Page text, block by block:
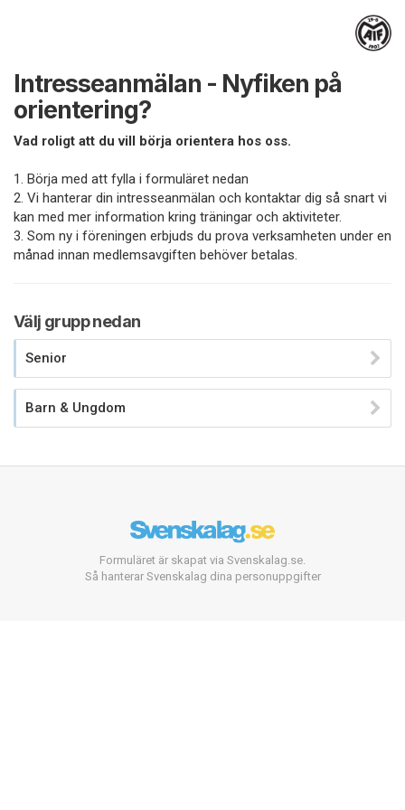
Intresseanmälan - Nyfiken på
orientering?
Vad roligt att du vill börja orientera hos oss.
1. Börja med att fylla i formuläret nedan
2. Vi hanterar din intresseanmälan och kontaktar dig så snart vi
kan med mer information kring träningar och aktiviteter.
3. Som ny i föreningen erbjuds du prova verksamheten under en
månad innan medlemsavgiften behöver betalas.
Välj grupp nedan
Senior
Barn & Ungdom
Formuläret är skapat via Svenskalag.se.
Så hanterar Svenskalag dina personuppgifter